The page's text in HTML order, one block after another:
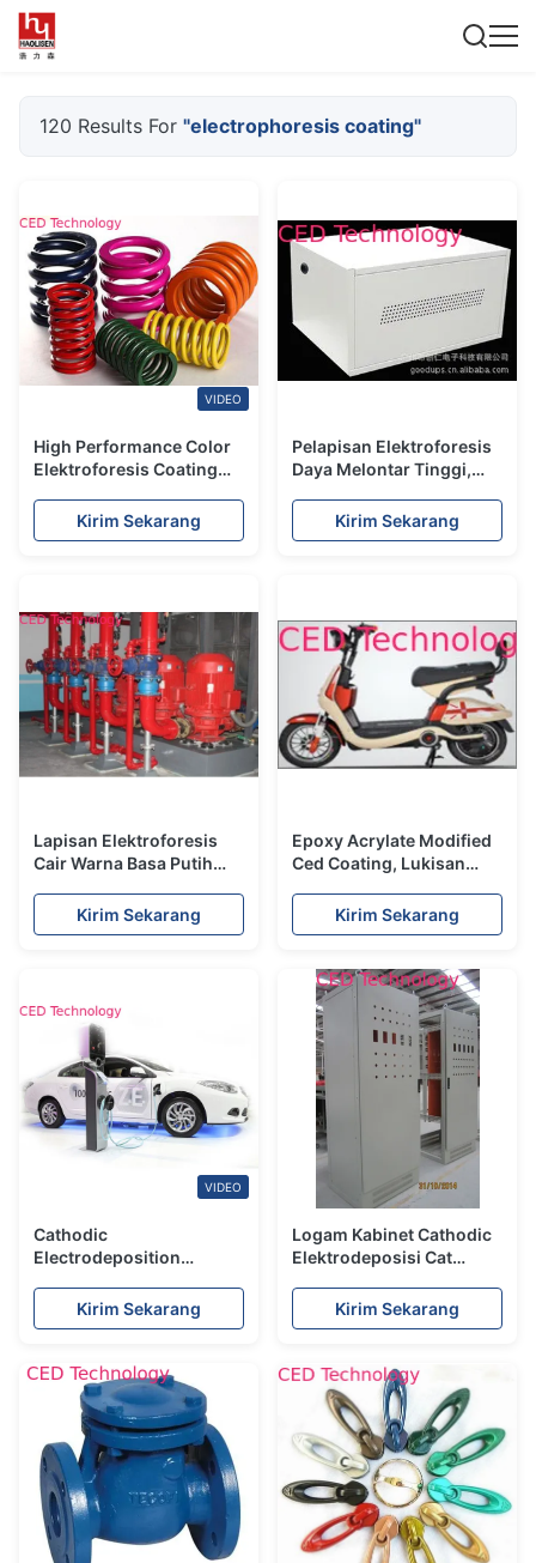
120 Results For "electrophoresis coating"
VIDEO
High Performance Color
Elektroforesis Coating
Kirim Sekarang
Pelapisan Elektroforesis
Daya Melontar Tinggi,
Putih 0,25-0,35 P / B
Kirim Sekarang
Lapisan Elektroforesis
Cair Warna Basa Putih
Kebakaran
Kirim Sekarang
Epoxy Acrylate Modified
Ced Coating, Lukisan
Sepeda Motor Listrik
Kirim Sekarang
VIDEO
Cathodic
Electrodeposition
Paints And Coatings
Kirim Sekarang
Logam Kabinet Cathodic
Elektrodeposisi Cat
Resistensi Degenerasi
Kuning
Kirim Sekarang